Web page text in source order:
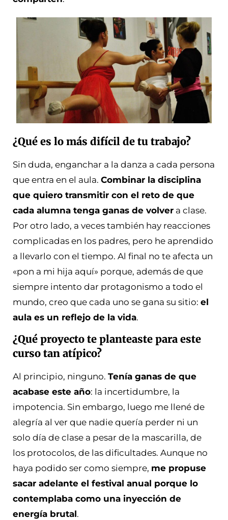
¿Qué es lo más difícil de tu trabajo?
Sin duda, enganchar a la danza a cada persona
que entra en el aula. Combinar la disciplina
que quiero transmitir con el reto de que
cada alumna tenga ganas de volver a clase.
Por otro lado, a veces también hay reacciones
complicadas en los padres, pero he aprendido
a llevarlo con el tiempo. Al final no te afecta un
«pon a mi hija aquí» porque, además de que
siempre intento dar protagonismo a todo el
mundo, creo que cada uno se gana su sitio: el
aula es un reflejo de la vida.
¿Qué proyecto te planteaste para este
curso tan atípico?
Al principio, ninguno. Tenía ganas de que
acabase este año: la incertidumbre, la
impotencia. Sin embargo, luego me llené de
alegría al ver que nadie quería perder ni un
solo día de clase a pesar de la mascarilla, de
los protocolos, de las dificultades. Aunque no
haya podido ser como siempre, me propuse
sacar adelante el festival anual porque lo
contemplaba como una inyección de
energía brutal.